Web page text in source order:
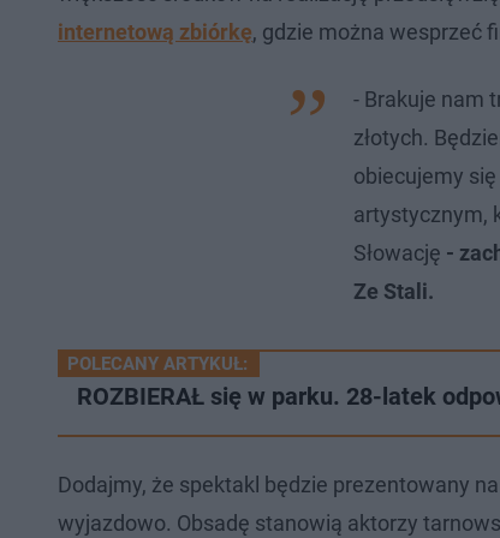
internetową zbiórkę, gdzie można wesprzeć
- Brakuje nam
złotych.
obiecujemy
artystycznym,
Słowację -
Ze Stali.
POLECANY ARTYKUŁ:
ROZBIERAŁ się w parku. 28-latek
Dodajmy, że spektakl będzie prezentowany
wyjazdowo. Obsadę stanowią aktorzy